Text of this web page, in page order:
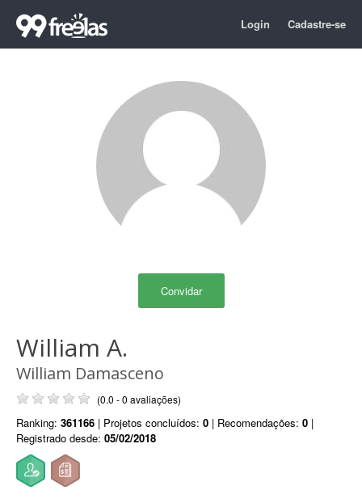
Login Cadastre-se
Convidar
William A.
William Damasceno
(0.0 - 0 avaliações)
Ranking: 361166 | Projetos concluídos: 0 | Recomendações: 0 |
Registrado desde: 05/02/2018